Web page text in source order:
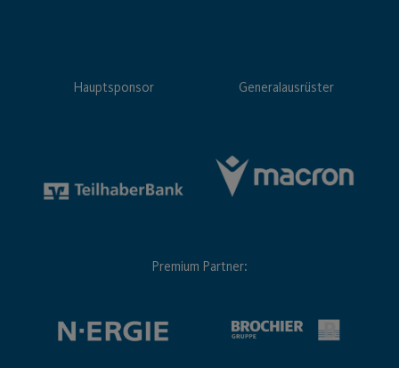
Hauptsponsor Generalausrüster
Premium Partner: